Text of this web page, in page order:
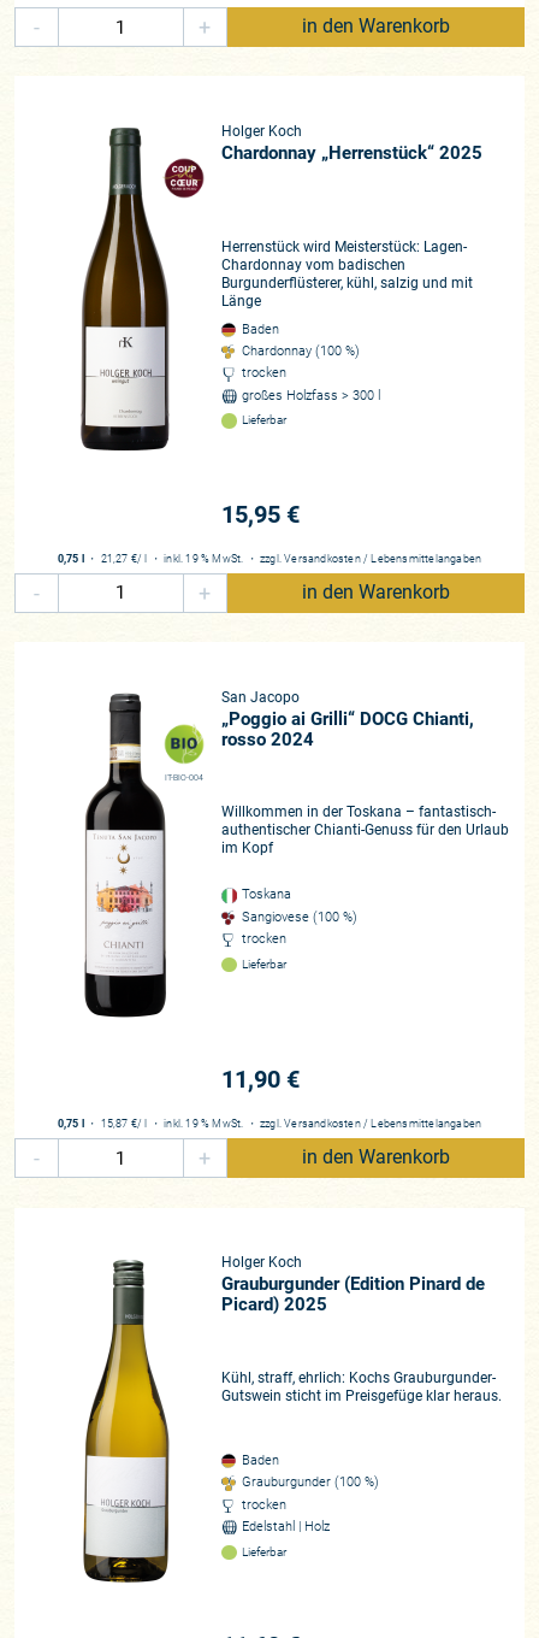
- + in den Warenkorb
Holger Koch
Chardonnay „Herrenstück“ 2025
Herrenstück wird Meisterstück: Lagen-
Chardonnay vom badischen
Burgunderflüsterer, kühl, salzig und mit
Länge
Baden
Chardonnay (100 %)
trocken
großes Holzfass > 300 l
Lieferbar
15,95 €
0,75 l ・ 21,27 €/ l ・inkl. 19 % MwSt. ・ zzgl.Versandkosten / Lebensmittelangaben
- + in den Warenkorb
IT-BIO-004
San Jacopo
„Poggio ai Grilli“ DOCG Chianti,
rosso 2024
Willkommen in der Toskana – fantastisch-
authentischer Chianti-Genuss für den Urlaub
im Kopf
Toskana
Sangiovese (100 %)
trocken
Lieferbar
11,90 €
0,75 l ・ 15,87 €/ l ・inkl. 19 % MwSt. ・ zzgl.Versandkosten / Lebensmittelangaben
- + in den Warenkorb
Holger Koch
Grauburgunder (Edition Pinard de
Picard) 2025
Kühl, straff, ehrlich: Kochs Grauburgunder-
Gutswein sticht im Preisgefüge klar heraus.
Baden
Grauburgunder (100 %)
trocken
Edelstahl | Holz
Lieferbar